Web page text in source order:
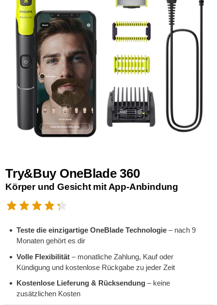
Try&Buy OneBlade 360
Körper und Gesicht mit App-Anbindung
Teste die einzigartige OneBlade Technologie – nach 9
Monaten gehört es dir
Volle Flexibilität – monatliche Zahlung, Kauf oder
Kündigung und kostenlose Rückgabe zu jeder Zeit
Kostenlose Lieferung & Rücksendung – keine
zusätzlichen Kosten